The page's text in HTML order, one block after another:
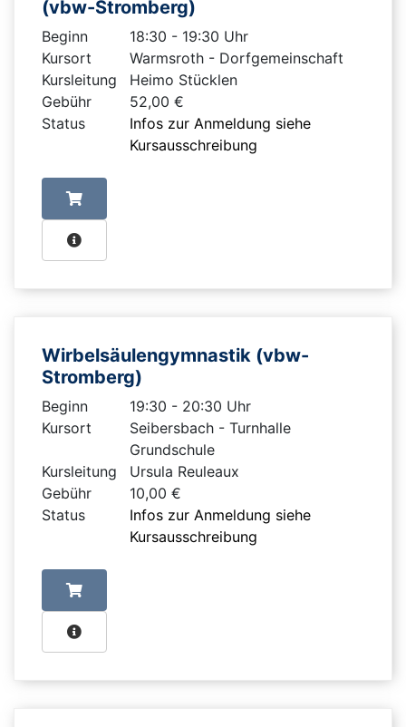
(vbw-Stromberg)
Beginn
18:30 - 19:30 Uhr
Kursort
Warmsroth - Dorfgemeinschaft
Kursleitung
Heimo Stücklen
Gebühr
52,00 €
Status
Infos zur Anmeldung siehe
Kursausschreibung
Wirbelsäulengymnastik (vbw-
Stromberg)
Beginn
19:30 - 20:30 Uhr
Kursort
Seibersbach - Turnhalle
Grundschule
Kursleitung
Ursula Reuleaux
Gebühr
10,00 €
Status
Infos zur Anmeldung siehe
Kursausschreibung